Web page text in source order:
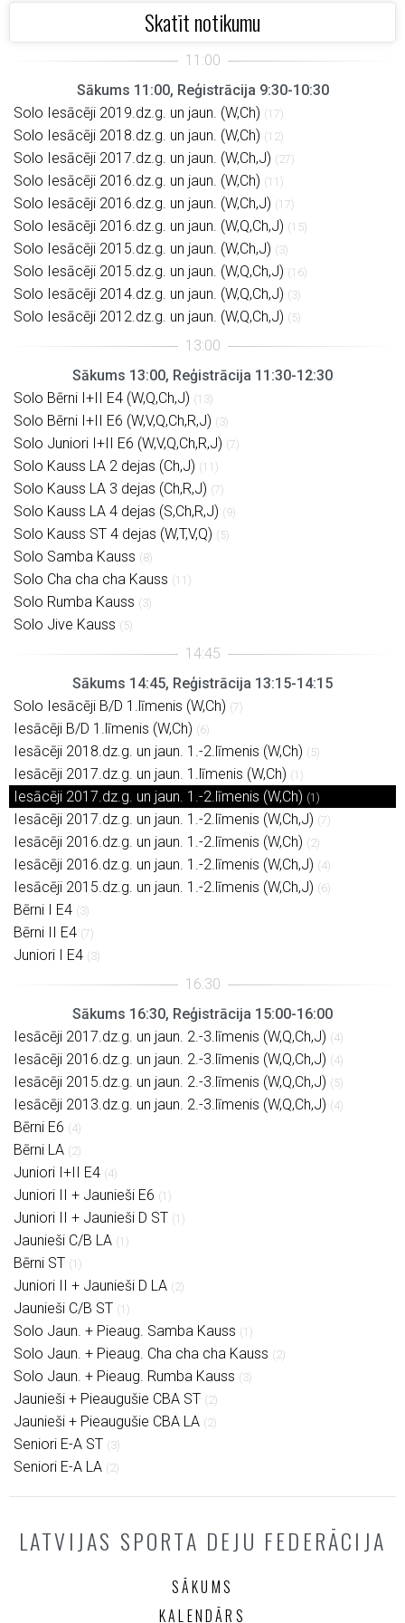
Skatīt notikumu
Sākums 11:00, Reģistrācija 9:30-10:30
Solo Iesācēji 2019.dz.g. un jaun. (W,Ch) (17)
Solo Iesācēji 2018.dz.g. un jaun. (W,Ch) (12)
Solo Iesācēji 2017.dz.g. un jaun. (W,Ch,J) (27)
Solo Iesācēji 2016.dz.g. un jaun. (W,Ch) (11)
Solo Iesācēji 2016.dz.g. un jaun. (W,Ch,J) (17)
Solo Iesācēji 2016.dz.g. un jaun. (W,Q,Ch,J) (15)
Solo Iesācēji 2015.dz.g. un jaun. (W,Ch,J) (3)
Solo Iesācēji 2015.dz.g. un jaun. (W,Q,Ch,J) (16)
Solo Iesācēji 2014.dz.g. un jaun. (W,Q,Ch,J) (3)
Solo Iesācēji 2012.dz.g. un jaun. (W,Q,Ch,J) (5)
Sākums 13:00, Reģistrācija 11:30-12:30
Solo Bērni I+II E4 (W,Q,Ch,J) (13)
Solo Bērni I+II E6 (W,V,Q,Ch,R,J) (3)
Solo Juniori I+II E6 (W,V,Q,Ch,R,J) (7)
Solo Kauss LA 2 dejas (Ch,J) (11)
Solo Kauss LA 3 dejas (Ch,R,J) (7)
Solo Kauss LA 4 dejas (S,Ch,R,J) (9)
Solo Kauss ST 4 dejas (W,T,V,Q) (5)
Solo Samba Kauss (8)
Solo Cha cha cha Kauss (11)
Solo Rumba Kauss (3)
Solo Jive Kauss (5)
Sākums 14:45, Reģistrācija 13:15-14:15
Solo Iesācēji B/D 1.līmenis (W,Ch) (7)
Iesācēji B/D 1.līmenis (W,Ch) (6)
Iesācēji 2018.dz.g. un jaun. 1.-2.līmenis (W,Ch) (5)
Iesācēji 2017.dz.g. un jaun. 1.līmenis (W,Ch) (1)
Iesācēji 2017.dz.g. un jaun. 1.-2.līmenis (W,Ch) (1)
Iesācēji 2017.dz.g. un jaun. 1.-2.līmenis (W,Ch,J) (7)
Iesācēji 2016.dz.g. un jaun. 1.-2.līmenis (W,Ch) (2)
Iesācēji 2016.dz.g. un jaun. 1.-2.līmenis (W,Ch,J) (4)
Iesācēji 2015.dz.g. un jaun. 1.-2.līmenis (W,Ch,J) (6)
Bērni I E4 (3)
Bērni II E4 (7)
Juniori I E4 (3)
Sākums 16:30, Reģistrācija 15:00-16:00
Iesācēji 2017.dz.g. un jaun. 2.-3.līmenis (W,Q,Ch,J) (4)
Iesācēji 2016.dz.g. un jaun. 2.-3.līmenis (W,Q,Ch,J) (4)
Iesācēji 2015.dz.g. un jaun. 2.-3.līmenis (W,Q,Ch,J) (5)
Iesācēji 2013.dz.g. un jaun. 2.-3.līmenis (W,Q,Ch,J) (4)
Bērni E6 (4)
Bērni LA (2)
Juniori I+II E4 (4)
Juniori II + Jaunieši E6 (1)
Juniori II + Jaunieši D ST (1)
Jaunieši C/B LA (1)
Bērni ST (1)
Juniori II + Jaunieši D LA (2)
Jaunieši C/B ST (1)
Solo Jaun. + Pieaug. Samba Kauss (1)
Solo Jaun. + Pieaug. Cha cha cha Kauss (2)
Solo Jaun. + Pieaug. Rumba Kauss (3)
Jaunieši + Pieaugušie CBA ST (2)
Jaunieši + Pieaugušie CBA LA (2)
Seniori E-A ST (3)
Seniori E-A LA (2)
LATVIJAS SPORTA DEJU FEDERĀCIJA
SĀKUMS
KALENDĀRS